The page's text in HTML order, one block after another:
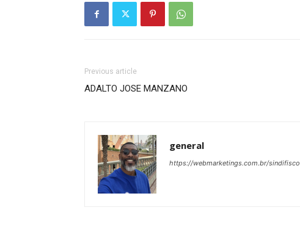
Previous article
ADALTO JOSE MANZANO
general
https://webmarketings.com.br/sindifisco